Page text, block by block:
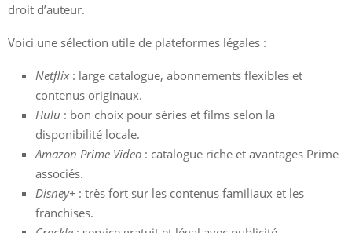
droit d’auteur.
Voici une sélection utile de plateformes légales :
Netflix: large catalogue, abonnements flexibles et
contenus originaux.
Hulu : bon choix pour séries et films selon la
disponibilité locale.
Amazon Prime Video : catalogue riche et avantages Prime
associés.
Disney+ : très fort sur les contenus familiaux et les
franchises.